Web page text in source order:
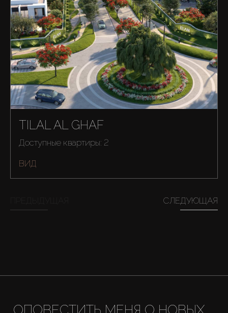
Новостройки
AX Journal
TILAL AL GHAF
Доступные квартиры: 2
ВИД
СЛЕДУЮЩАЯ
ОПОВЕСТИТЬ МЕНЯ О НОВЫХ